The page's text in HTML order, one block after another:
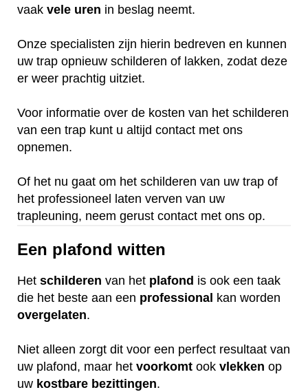
vaak vele uren in beslag neemt.
Onze specialisten zijn hierin bedreven en kunnen
uw trap opnieuw schilderen of lakken, zodat deze
er weer prachtig uitziet.
Voor informatie over de kosten van het schilderen
van een trap kunt u altijd contact met ons
opnemen.
Of het nu gaat om het schilderen van uw trap of
het professioneel laten verven van uw
trapleuning, neem gerust contact met ons op.
Een plafond witten
Het schilderen van het plafond is ook een taak
die het beste aan een professional kan worden
overgelaten.
Niet alleen zorgt dit voor een perfect resultaat van
uw plafond, maar het voorkomt ook vlekken op
uw kostbare bezittingen.